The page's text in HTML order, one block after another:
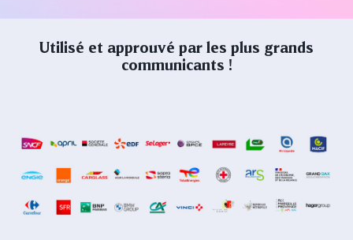
Utilisé et approuvé par les plus grands
communicants !